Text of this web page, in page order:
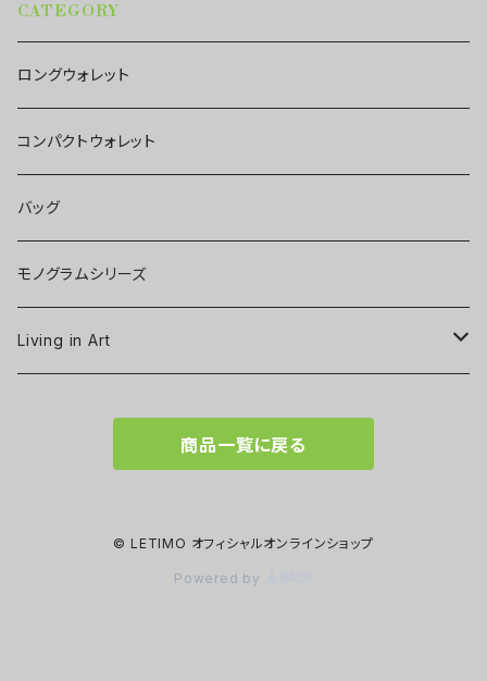
CATEGORY
ロングウォレット
コンパクトウォレット
バッグ
モノグラムシリーズ
Living in Art
商品一覧に戻る
© LETIMO オフィシャルオンラインショップ
Powered by